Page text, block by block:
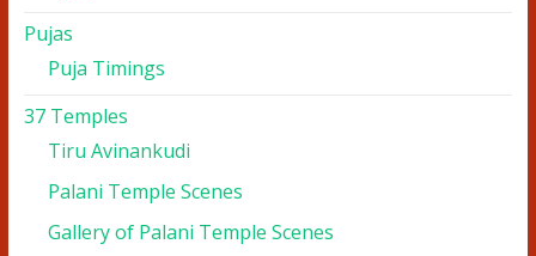
Pujas
Puja Timings
37 Temples
Tiru Avinankudi
Palani Temple Scenes
Gallery of Palani Temple Scenes